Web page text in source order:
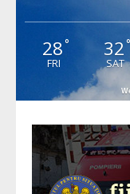
28°
FRI
32°
SAT